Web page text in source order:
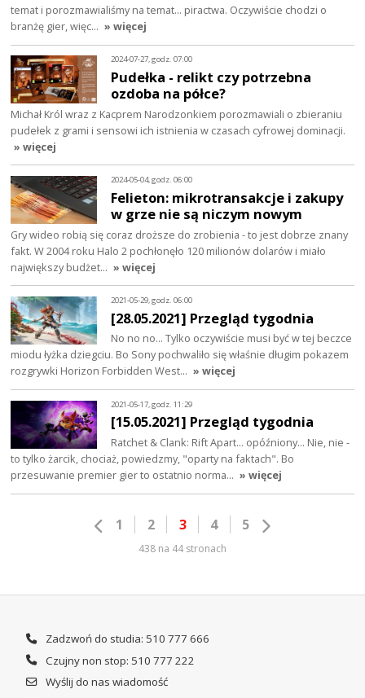
temat i porozmawialiśmy na temat... piractwa. Oczywiście chodzi o
branżę gier, więc… » więcej
2024-07-27, godz. 07:00
Pudełka - relikt czy potrzebna
ozdoba na półce?
Michał Król wraz z Kacprem Narodzonkiem porozmawiali o zbieraniu
pudełek z grami i sensowi ich istnienia w czasach cyfrowej dominacji.
» więcej
2024-05-04, godz. 06:00
Felieton: mikrotransakcje i zakupy
w grze nie są niczym nowym
Gry wideo robią się coraz droższe do zrobienia - to jest dobrze znany
fakt. W 2004 roku Halo 2 pochłonęło 120 milionów dolarów i miało
największy budżet… » więcej
2021-05-29, godz. 06:00
[28.05.2021] Przegląd tygodnia
No no no... Tylko oczywiście musi być w tej beczce
miodu łyżka dziegciu. Bo Sony pochwaliło się właśnie długim pokazem
rozgrywki Horizon Forbidden West… » więcej
2021-05-17, godz. 11:29
[15.05.2021] Przegląd tygodnia
Ratchet & Clank: Rift Apart... opóźniony... Nie, nie -
to tylko żarcik, chociaż, powiedzmy, "oparty na faktach". Bo
przesuwanie premier gier to ostatnio norma… » więcej
1 2 3 4 5
438 na 44 stronach
Zadzwoń do studia: 510 777 666
Czujny non stop: 510 777 222
Wyślij do nas wiadomość